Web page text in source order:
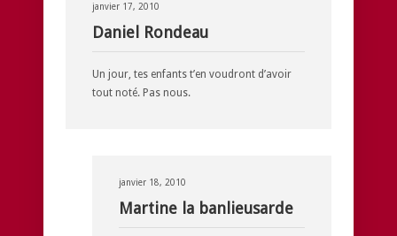
janvier 17, 2010
Daniel Rondeau
Un jour, tes enfants t’en voudront d’avoir
tout noté. Pas nous.
janvier 18, 2010
Martine la banlieusarde